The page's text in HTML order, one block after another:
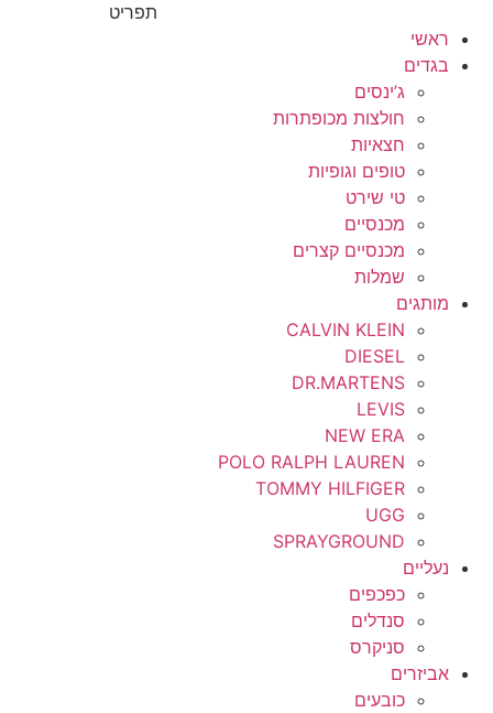
תפריט
ראשי
בגדים
ג’ינסים
חולצות מכופתרות
חצאיות
טופים וגופיות
טי שירט
מכנסיים
מכנסיים קצרים
שמלות
מותגים
CALVIN KLEIN
DIESEL
DR.MARTENS
LEVIS
NEW ERA
POLO RALPH LAUREN
TOMMY HILFIGER
UGG
SPRAYGROUND
נעליים
כפכפים
סנדלים
סניקרס
אביזרים
כובעים